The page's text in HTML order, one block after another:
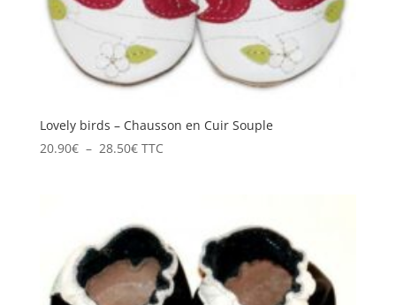
Lovely birds – Chausson en Cuir Souple
20.90€ – 28.50€Plage
à
28.50€
TTC